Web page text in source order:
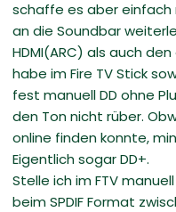
schaffe es aber einfach
an die Soundbar
HDMI(ARC) als auch
habe im Fire TV Stick
fest manuell DD ohne
den Ton nicht rüber.
online finden konnte,
Eigentlich sogar DD+.
Stelle ich im FTV
beim SPDIF Format